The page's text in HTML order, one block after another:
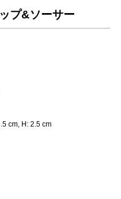
プ&ソーサー
cm, H: 2.5 cm